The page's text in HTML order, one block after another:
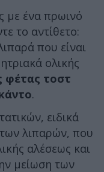
με ένα πρωινό
το αντίθετο:
που είναι
ολικής
φέτας τοστ
.
ειδικά
λιπαρών, που
αλέσεως και
μείωση των